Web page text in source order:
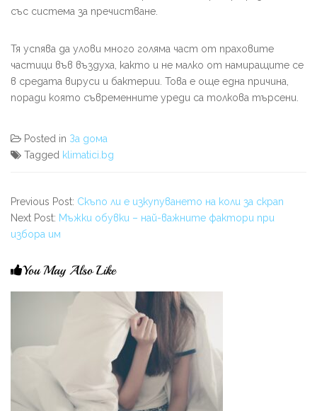
със система за пречистване.
Тя успява да улови много голяма част от праховите
частици във въздуха, както и не малко от намиращите се
в средата вируси и бактерии. Това е още една причина,
поради която съвременните уреди са толкова търсени.
Posted in За дома
Tagged klimatici.bg
Previous Post: Скъпо ли е изкупуването на коли за скрап
Next Post: Мъжки обувки – най-важните фактори при
избора им
You May Also Like